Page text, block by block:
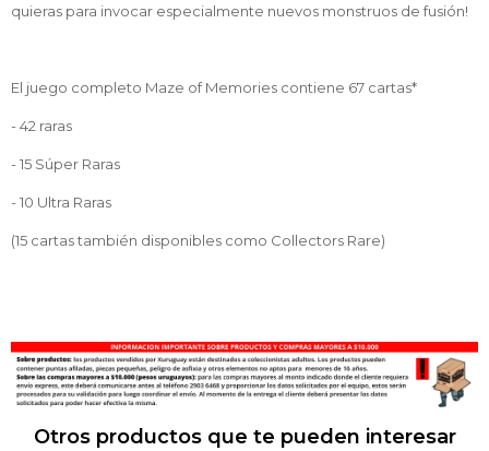
quieras para invocar especialmente nuevos monstruos de fusión!
El juego completo Maze of Memories contiene 67 cartas*
- 42 raras
- 15 Súper Raras
- 10 Ultra Raras
(15 cartas también disponibles como Collectors Rare)
Otros productos que te pueden interesar